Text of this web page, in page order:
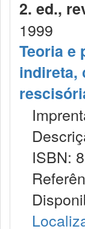
2. ed.,
1999
Teoria e
indireta,
ISBN: